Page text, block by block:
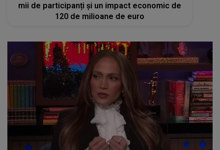
mii de participanți și un impact economic de
120 de milioane de euro